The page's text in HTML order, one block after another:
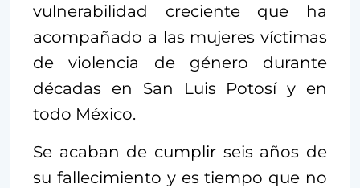
vulnerabilidad creciente que ha
acompañado a las mujeres víctimas
de violencia de género durante
décadas en San Luis Potosí y en
todo México.
Se acaban de cumplir seis años de
su fallecimiento y es tiempo que no